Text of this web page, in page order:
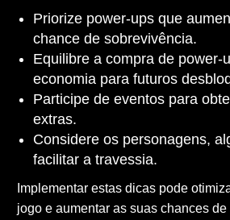
Priorize power-ups que
chance de sobrevivência.
Equilibre a compra de power-
economia para futuros
Participe de eventos para
extras.
Considere os personagens,
facilitar a travessia.
Implementar estas dicas pode
jogo e aumentar as suas chances